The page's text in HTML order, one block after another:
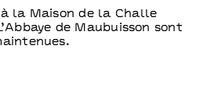
la Maison de la Challe
de Maubuisson sont